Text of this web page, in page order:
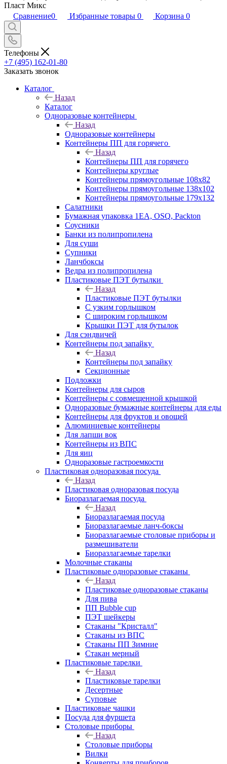
Пласт Микс
Сравнение0 Избранные товары 0 Корзина 0
Телефоны
+7 (495) 162-01-80
Заказать звонок
Каталог
Назад
Каталог
Одноразовые контейнеры
Назад
Одноразовые контейнеры
Контейнеры ПП для горячего
Назад
Контейнеры ПП для горячего
Контейнеры круглые
Контейнеры прямоугольные 108х82
Контейнеры прямоугольные 138х102
Контейнеры прямоугольные 179х132
Салатники
Бумажная упаковка 1ЕА, OSQ, Packton
Соусники
Банки из полипропилена
Для суши
Супники
Ланчбоксы
Ведра из полипропилена
Пластиковые ПЭТ бутылки
Назад
Пластиковые ПЭТ бутылки
С узким горлышком
С широким горлышком
Крышки ПЭТ для бутылок
Для сэндвичей
Контейнеры под запайку
Назад
Контейнеры под запайку
Секционные
Подложки
Контейнеры для сыров
Контейнеры с совмещенной крышкой
Одноразовые бумажные контейнеры для еды
Контейнеры для фруктов и овощей
Алюминиевые контейнеры
Для лапши вок
Контейнеры из ВПС
Для яиц
Одноразовые гастроемкости
Пластиковая одноразовая посуда
Назад
Пластиковая одноразовая посуда
Биоразлагаемая посуда
Назад
Биоразлагаемая посуда
Биоразлагаемые ланч-боксы
Биоразлагаемые столовые приборы и
размешиватели
Биоразлагаемые тарелки
Молочные стаканы
Пластиковые одноразовые стаканы
Назад
Пластиковые одноразовые стаканы
Для пива
ПП Bubble cup
ПЭТ шейкеры
Стаканы "Кристалл"
Стаканы из ВПС
Стаканы ПП Зимние
Стакан мерный
Пластиковые тарелки
Назад
Пластиковые тарелки
Десертные
Суповые
Пластиковые чашки
Посуда для фуршета
Столовые приборы
Назад
Столовые приборы
Вилки